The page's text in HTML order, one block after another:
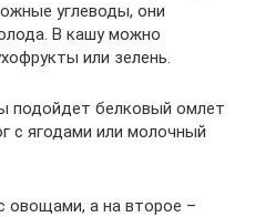
углеводы, они
В кашу можно
или зелень.
подойдет белковый омлет
с ягодами или молочный
овощами, а на второе –